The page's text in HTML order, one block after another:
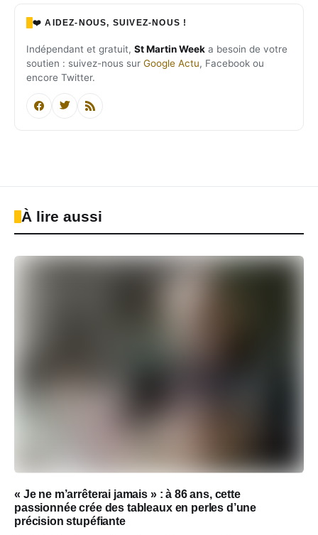
❤️ AIDEZ-NOUS, SUIVEZ-NOUS !
Indépendant et gratuit, St Martin Week a besoin de votre
soutien : suivez-nous sur Google Actu, Facebook ou
encore Twitter.
À lire aussi
« Je ne m’arrêterai jamais » : à 86 ans, cette
passionnée crée des tableaux en perles d’une
précision stupéfiante